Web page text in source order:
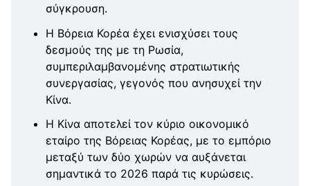
σύγκρουση.
Η Βόρεια Κορέα έχει ενισχύσει τους
δεσμούς της με τη Ρωσία,
συμπεριλαμβανομένης στρατιωτικής
συνεργασίας, γεγονός που ανησυχεί την
Κίνα.
Η Κίνα αποτελεί τον κύριο οικονομικό
εταίρο της Βόρειας Κορέας, με το εμπόριο
μεταξύ των δύο χωρών να αυξάνεται
σημαντικά το 2026 παρά τις κυρώσεις.